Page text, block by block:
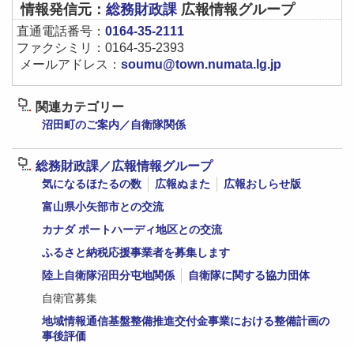
情報発信元： 総務財政課 広報情報グループ
直通電話番号： 0164-35-2111
ファクシミリ：0164-35-2393
メールアドレス： soumu@town.numata.lg.jp
関連カテゴリー
沼田町のご案内／自衛隊関係
総務財政課／広報情報グループ
気になるほたるの数 広報ぬまた
広報おしらせ版
富山県小矢部市との交流
カナダ ポートハーディ地区との交流
ふるさと納税応援事業者を募集します
陸上自衛隊沼田分屯地関係
自衛隊に関する協力団体
自衛官募集
地域情報通信基盤整備推進交付金事業における整備計画の
事後評価